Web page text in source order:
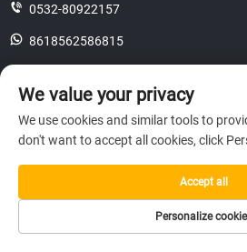
0532-80922157
8618562586815
Droits d'auteur © 2025 SHANDONG HICAS
We value your privacy
We use cookies and similar tools to
don't want to accept all cookies, click
Personalize
Accept all